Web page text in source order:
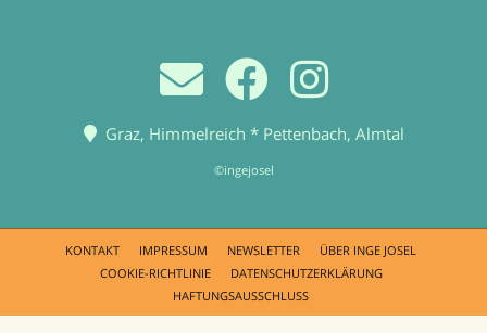
Graz, Himmelreich * Pettenbach, Almtal
©ingejosel
KONTAKT IMPRESSUM NEWSLETTER
ÜBER INGE JOSEL
COOKIE-RICHTLINIE
DATENSCHUTZERKLÄRUNG
HAFTUNGSAUSSCHLUSS